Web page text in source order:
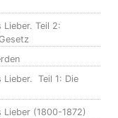
Teil 2:
Lieber. Teil 1: Die
Lieber (1800-1872)